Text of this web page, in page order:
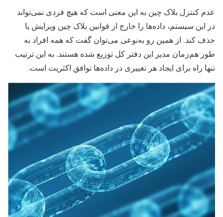
عدم کنترل بلاک چین به این معنی است که هیچ فردی نمی‌تواند
در این سیستم، داده‌ها را خارج از قوانین بلاک چین ویرایش یا
حذف کند. از همین رو به‌نوعی می‌توان گفت که همه افراد به
طور هم‌زمان مدیر این دفتر کل توزیع شده هستند. به این ترتیب
تنها راه برای ایجاد هر تغییری در داده‌ها توافق اکثریت است.